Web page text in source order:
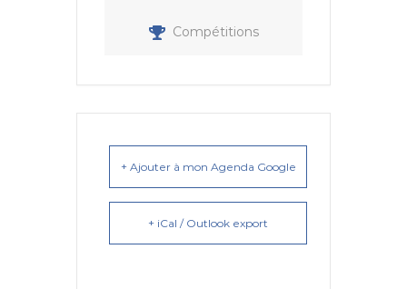
Compétitions
+ Ajouter à mon Agenda Google
+ iCal / Outlook export